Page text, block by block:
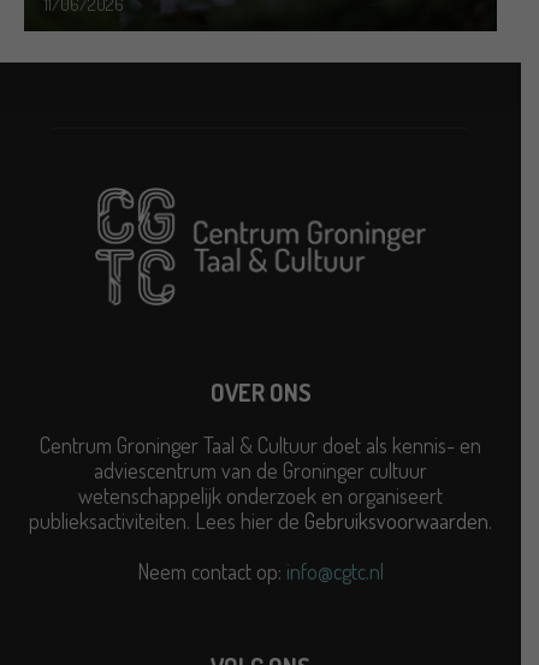
11/06/2026
OVER ONS
Centrum Groninger Taal & Cultuur doet als kennis- en
adviescentrum van de Groninger cultuur
wetenschappelijk onderzoek en organiseert
publieksactiviteiten. Lees hier de Gebruiksvoorwaarden.
Neem contact op: info@cgtc.nl